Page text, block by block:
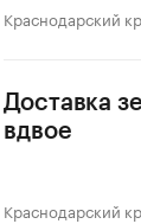
Краснодарский
Доставка
вдвое
Краснодарский